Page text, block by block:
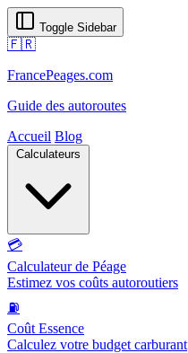
Toggle Sidebar
🇫🇷
FrancePeages.com
Guide des autoroutes
Accueil Blog
Calculateurs
💳
Calculateur de Péage
Estimez vos coûts autoroutiers
⛽
Coût Essence
Calculez votre budget carburant